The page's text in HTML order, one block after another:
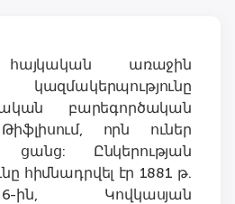
հայկական առաջին
բարեգործական
Թիֆլիսում, որն ուներ
ցանց: Ընկերության
հիմնադրվել էր 1881 թ.
ին, Կովկասյան